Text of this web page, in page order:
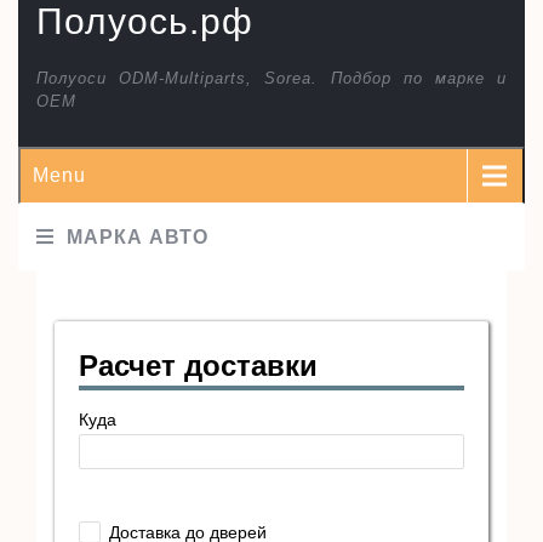
Полуось.рф
Полуоси ODM-Multiparts, Sorea. Подбор по марке и
ОЕМ
Menu
МАРКА АВТО
Расчет доставки
Куда
Доставка до дверей